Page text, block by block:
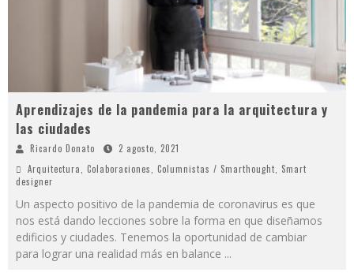
Aprendizajes de la pandemia para la arquitectura y
las ciudades
Ricardo Donato
2 agosto, 2021
Arquitectura
Colaboraciones Columnistas / Smarthought
Smart
designer
Un aspecto positivo de la pandemia de coronavirus es que
nos está dando lecciones sobre la forma en que diseñamos
edificios y ciudades. Tenemos la oportunidad de cambiar
para lograr una realidad más en balance ...